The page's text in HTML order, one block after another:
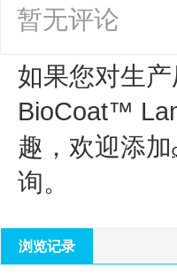
暂无评论
如果您对生
BioCoat™
趣，欢迎添加
询。
浏览记录